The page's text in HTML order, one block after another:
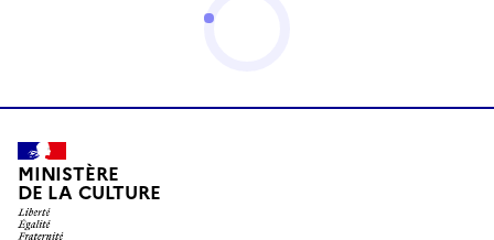
MINISTÈRE
DE LA CULTURE